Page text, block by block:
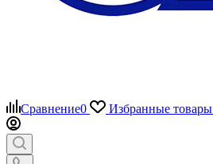
Сравнение0 Избранные товары